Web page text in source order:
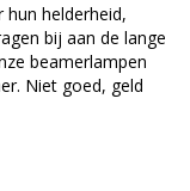
hun helderheid,
bij aan de lange
beamerlampen
Niet goed, geld